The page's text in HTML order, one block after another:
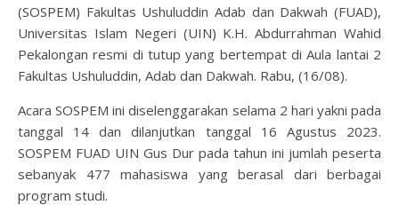
(SOSPEM) Fakultas Ushuluddin Adab dan Dakwah (FUAD),
Universitas Islam Negeri (UIN) K.H. Abdurrahman Wahid
Pekalongan resmi di tutup yang bertempat di Aula lantai 2
Fakultas Ushuluddin, Adab dan Dakwah. Rabu, (16/08).
Acara SOSPEM ini diselenggarakan selama 2 hari yakni pada
tanggal 14 dan dilanjutkan tanggal 16 Agustus 2023.
SOSPEM FUAD UIN Gus Dur pada tahun ini jumlah peserta
sebanyak 477 mahasiswa yang berasal dari berbagai
program studi.